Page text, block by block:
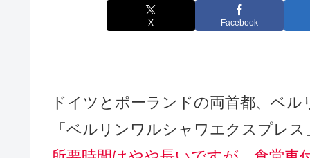
X Facebook
ドイツとポーランドの両首都、ベ
「ベルリンワルシャワエクスプレ